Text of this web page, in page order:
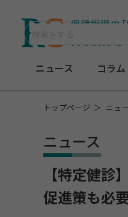
ニュース コラム
トップページ ニュ
ニュース
【特定健診
促進策も必要